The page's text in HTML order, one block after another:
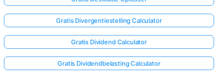
Gratis Divergentiestelling Calculator
Gratis Dividend Calculator
Gratis Dividendbelasting Calculator